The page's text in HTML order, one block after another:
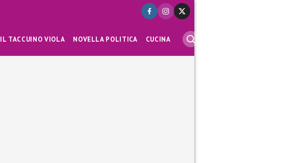
IL TACCUINO VIOLA NOVELLA POLITICA CUCINA